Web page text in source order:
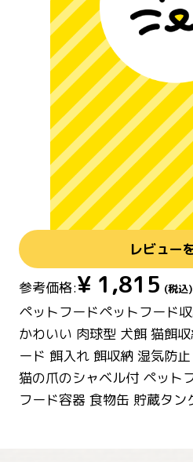
レビュー
参考価格:¥ 1,815 (税込)
ペットフードペットフード
かわいい 肉球型 犬餌 猫餌
ード 餌入れ 餌収納 湿気防
猫の爪のシャベル付 ペット
フード容器 食物缶 貯蔵タ